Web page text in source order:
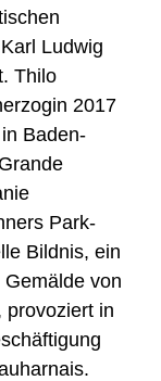
Ludwig
Thilo
2017
Baden-
Park-
Bildnis, ein
von
provoziert in